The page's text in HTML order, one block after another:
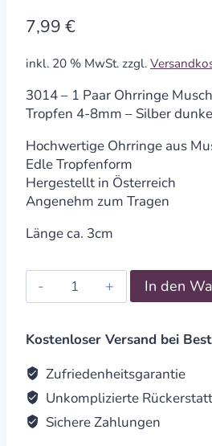
7,99 €
inkl. 20 % MwSt. zzgl.
3014 – 1 Paar Ohrringe
Tropfen 4-8mm – Silber
Hochwertige Ohrringe aus
Edle Tropfenform
Hergestellt in Österreich
Angenehm zum Tragen
Länge ca. 3cm
Ohrringe
Muschelkernperle
dunkel
In den
Kostenloser Versand bei
Zufriedenheitsgarantie
Unkomplizierte
Sichere Zahlungen